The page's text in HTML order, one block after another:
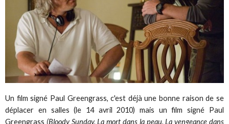
Un film signé Paul Greengrass, c'est déjà une bonne raison de se
déplacer en salles (le 14 avril 2010) mais un film signé Paul
Greengrass (Bloody Sunday, La mort dans la peau, La vengeance dans